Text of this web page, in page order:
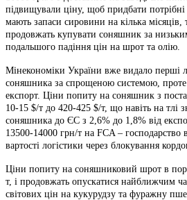
підвищували ціну, щоб придбати потрібні
мають запаси сировини на кілька
продовжать купувати соняшник за
подальшого падіння цін на шрот та олію.
Мінекономіки України вже видало перші
соняшника за спрощеною системою, проте
експорт. Ціни попиту на соняшник з
10-15 $/т до 420-425 $/т, що навіть на тлі
соняшника до ЄС з 2,6% до 1,8% від
13500-14000 грн/т на FCA – господарство
вартості логістики через блокування
Ціни попиту на соняшниковий шрот в
т, і продовжать опускатися найближчим
світових цін на кукурудзу та фуражну